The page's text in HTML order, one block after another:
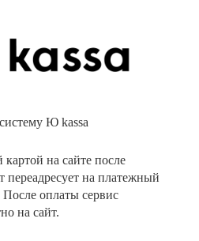
Ю kassa
на сайте после
переадресует на платежный
оплаты сервис
на сайт.